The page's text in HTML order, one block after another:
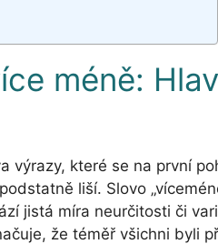
méně:
výrazy, které se na první
liší. Slovo
jistá míra neurčitosti či
že téměř všichni byli